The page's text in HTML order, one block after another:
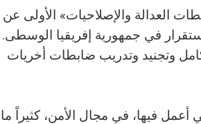
لضابطات العدالة والإصلاحيات» الأولى عن
في جمهورية إفريقيا الوسطى.
وتجنيد وتدريب ضابطات أخريات
أعمل فيها، في مجال الأمن، كثيراً ما